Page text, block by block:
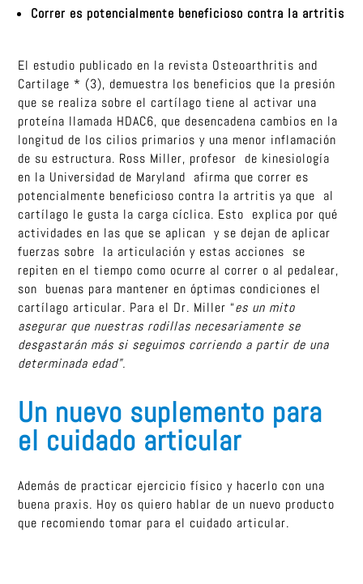
Correr es potencialmente beneficioso contra la artritis
El estudio publicado en la revista Osteoarthritis and
Cartilage * (3), demuestra los beneficios que la presión
que se realiza sobre el cartílago tiene al activar una
proteína llamada HDAC6, que desencadena cambios en la
longitud de los cilios primarios y una menor inflamación
de su estructura. Ross Miller, profesor de kinesiología
en la Universidad de Maryland afirma que correr es
potencialmente beneficioso contra la artritis ya que al
cartílago le gusta la carga cíclica. Esto explica por qué
actividades en las que se aplican y se dejan de aplicar
fuerzas sobre la articulación y estas acciones se
repiten en el tiempo como ocurre al correr o al pedalear,
son buenas para mantener en óptimas condiciones el
cartílago articular. Para el Dr. Miller “es un mito
asegurar que nuestras rodillas necesariamente se
desgastarán más si seguimos corriendo a partir de una
determinada edad”.
Un nuevo suplemento para
el cuidado articular
Además de practicar ejercicio físico y hacerlo con una
buena praxis. Hoy os quiero hablar de un nuevo producto
que recomiendo tomar para el cuidado articular.